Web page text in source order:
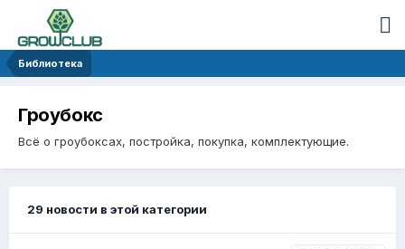
Библиотека
Гроубокс
Всё о гроубоксах, постройка, покупка, комплектующие.
29 новости в этой категории